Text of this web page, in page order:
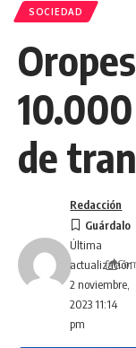
SOCIEDAD
de
Última
actualización
2 noviembre,
2023 11:14
pm
Redacción